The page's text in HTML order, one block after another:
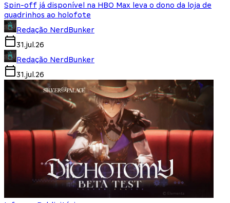
Spin-off já disponível na HBO Max leva o dono da loja de
quadrinhos ao holofote
Redação NerdBunker
31.jul.26
Redação NerdBunker
31.jul.26